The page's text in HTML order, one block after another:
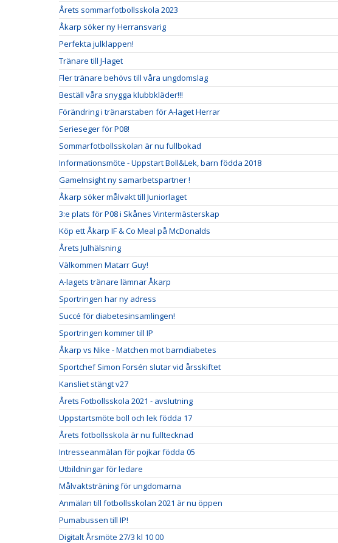
Årets sommarfotbollsskola 2023
Åkarp söker ny Herransvarig
Perfekta julklappen!
Tränare till J-laget
Fler tränare behövs till våra ungdomslag
Beställ våra snygga klubbkläder!!!
Förändring i tränarstaben för A-laget Herrar
Serieseger för P08!
Sommarfotbollsskolan är nu fullbokad
Informationsmöte - Uppstart Boll&Lek, barn födda 2018
GameInsight ny samarbetspartner !
Åkarp söker målvakt till Juniorlaget
3:e plats för P08 i Skånes Vintermästerskap
Köp ett Åkarp IF & Co Meal på McDonalds
Årets Julhälsning
Välkommen Matarr Guy!
A-lagets tränare lämnar Åkarp
Sportringen har ny adress
Succé för diabetesinsamlingen!
Sportringen kommer till IP
Åkarp vs Nike - Matchen mot barndiabetes
Sportchef Simon Forsén slutar vid årsskiftet
Kansliet stängt v27
Årets Fotbollsskola 2021 - avslutning
Uppstartsmöte boll och lek födda 17
Årets fotbollsskola är nu fulltecknad
Intresseanmälan för pojkar födda 05
Utbildningar för ledare
Målvaktsträning för ungdomarna
Anmälan till fotbollsskolan 2021 är nu öppen
Pumabussen till IP!
Digitalt Årsmöte 27/3 kl 10 00